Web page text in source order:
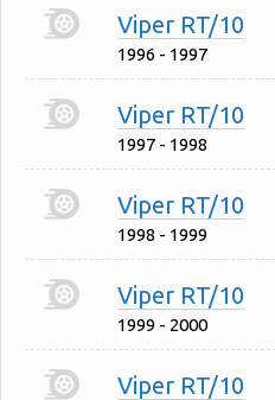
Viper RT/10
1996 - 1997
Viper RT/10
1997 - 1998
Viper RT/10
1998 - 1999
Viper RT/10
1999 - 2000
Viper RT/10